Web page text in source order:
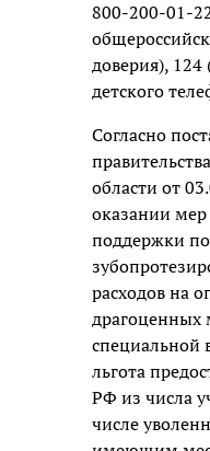
800-200-01-
доверия),
детского
Согласно
области от
оказании
поддержки
расходов на
драгоценных
специальной
льгота
РФ из числа
числе